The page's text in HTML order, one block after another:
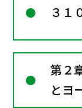
３１
第２
とヨ